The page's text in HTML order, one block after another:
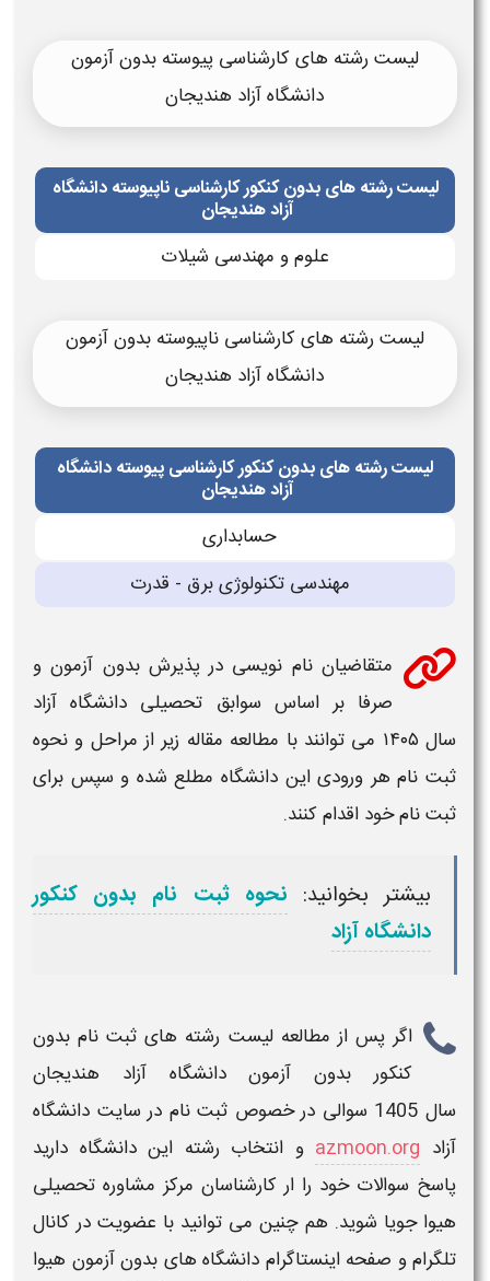
لیست رشته های کارشناسی پیوسته بدون آزمون
دانشگاه آزاد هندیجان
لیست رشته های بدون کنکور کارشناسی ناپیوسته دانشگاه
آزاد هندیجان
علوم و مهندسی شیلات
لیست رشته های کارشناسی ناپیوسته بدون آزمون
دانشگاه آزاد هندیجان
لیست رشته های بدون کنکور کارشناسی پیوسته دانشگاه
آزاد هندیجان
حسابدارى
مهندسی تكنولوژى برق - قدرت
متقاضیان نام نویسی در پذیرش بدون آزمون و
صرفا بر اساس سوابق تحصیلی دانشگاه آزاد
سال ۱۴۰۵
می توانند با مطالعه مقاله زیر از مراحل و نحوه
ثبت نام هر ورودی این دانشگاه مطلع شده و سپس برای
ثبت نام خود اقدام کنند.
بیشتر بخوانید: نحوه ثبت نام بدون کنکور
دانشگاه آزاد
اگر پس از مطالعهلیست رشته های ثبت نام بدون
کنکور بدون آزمون دانشگاه آزاد هندیجان
سال 1405 سوالی در خصوص ثبت نام در سایت دانشگاه
آزاد azmoon.org و انتخاب رشته ایندانشگاه دارید
پاسخ سوالات خود را ار کارشناسان مرکز مشاوره تحصیلی
هیوا جویا شوید. هم چنین می توانید با عضویت در کانال
تلگرام و صفحه اینستاگرام دانشگاه های بدون آزمون هیوا